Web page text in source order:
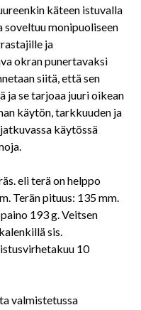
käteen istuvalla
monipuoliseen
ja
okran punertavaksi
siitä, että sen
ja se tarjoaa juuri oikean
käytön, tarkkuuden ja
käytössä
eli terä on helppo
Terän pituus: 135 mm.
193 g. Veitsen
sis.
10
valmistetussa